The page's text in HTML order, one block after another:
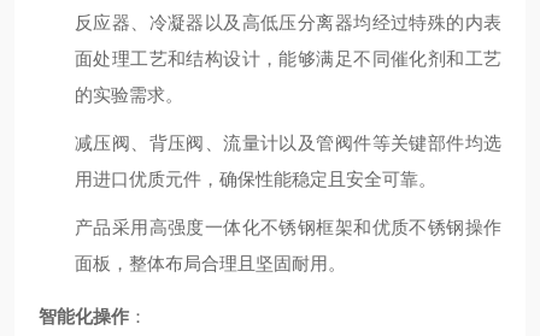
反应器、冷凝器以及高低压分离器均经过特殊的内表
面处理工艺和结构设计，能够满足不同催化剂和工艺
的实验需求。
减压阀、背压阀、流量计以及管阀件等关键部件均选
用进口优质元件，确保性能稳定且安全可靠。
产品采用高强度一体化不锈钢框架和优质不锈钢操作
面板，整体布局合理且坚固耐用。
智能化操作 ：